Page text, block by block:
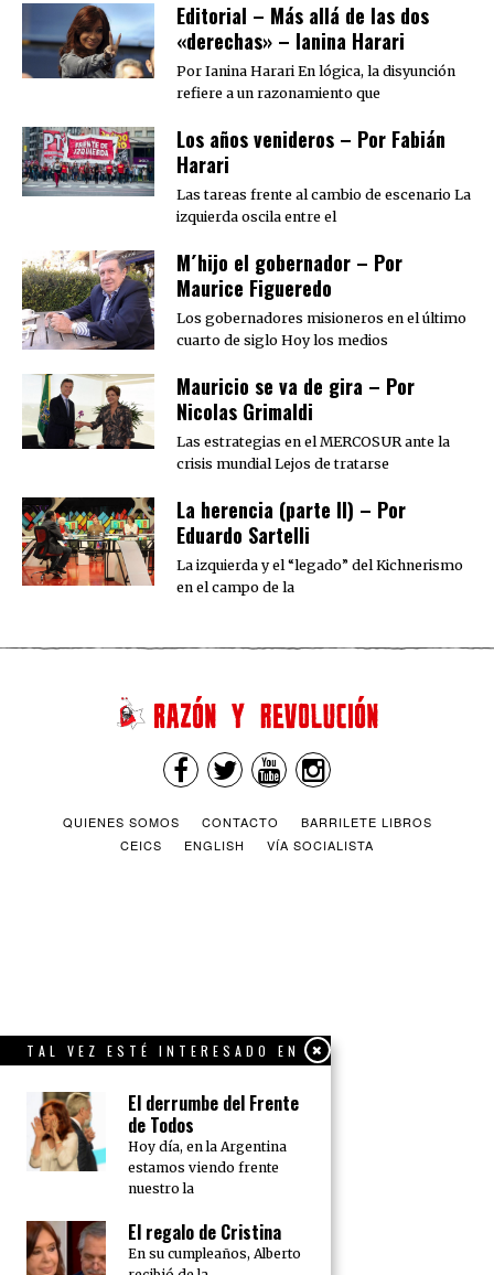
Editorial – Más allá de las dos
«derechas» – Ianina Harari
Por Ianina Harari En lógica, la disyunción
refiere a un razonamiento que
Los años venideros – Por Fabián
Harari
Las tareas frente al cambio de escenario La
izquierda oscila entre el
M´hijo el gobernador – Por
Maurice Figueredo
Los gobernadores misioneros en el último
cuarto de siglo Hoy los medios
Mauricio se va de gira – Por
Nicolas Grimaldi
Las estrategias en el MERCOSUR ante la
crisis mundial Lejos de tratarse
La herencia (parte II) – Por
Eduardo Sartelli
La izquierda y el “legado” del Kichnerismo
en el campo de la
QUIENES SOMOS CONTACTO
BARRILETE LIBROS
CEICS
ENGLISH VÍA SOCIALISTA
TAL VEZ ESTÉ INTERESADO EN
El derrumbe del Frente
de Todos
Hoy día, en la Argentina
estamos viendo frente
nuestro la
El regalo de Cristina
En su cumpleaños, Alberto